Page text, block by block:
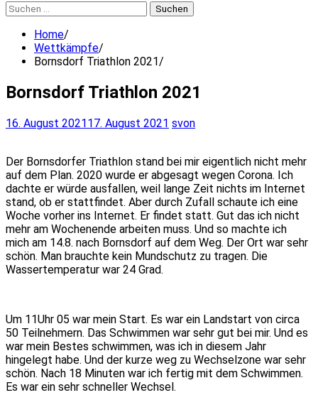
Suchen
nach:
Home
Wettkämpfe
Bornsdorf Triathlon 2021
Bornsdorf Triathlon 2021
16. August 202117. August 2021 svon
Der Bornsdorfer Triathlon stand bei mir eigentlich nicht mehr
auf dem Plan. 2020 wurde er abgesagt wegen Corona. Ich
dachte er würde ausfallen, weil lange Zeit nichts im Internet
stand, ob er stattfindet. Aber durch Zufall schaute ich eine
Woche vorher ins Internet. Er findet statt. Gut das ich nicht
mehr am Wochenende arbeiten muss. Und so machte ich
mich am 14.8. nach Bornsdorf auf dem Weg. Der Ort war sehr
schön. Man brauchte kein Mundschutz zu tragen. Die
Wassertemperatur war 24 Grad.
Um 11Uhr 05 war mein Start. Es war ein Landstart von circa
50 Teilnehmern. Das Schwimmen war sehr gut bei mir. Und es
war mein Bestes schwimmen, was ich in diesem Jahr
hingelegt habe. Und der kurze weg zu Wechselzone war sehr
schön. Nach 18 Minuten war ich fertig mit dem Schwimmen.
Es war ein sehr schneller Wechsel.